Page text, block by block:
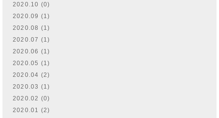
2020.10 (0)
2020.09 (1)
2020.08 (1)
2020.07 (1)
2020.06 (1)
2020.05 (1)
2020.04 (2)
2020.03 (1)
2020.02 (0)
2020.01 (2)